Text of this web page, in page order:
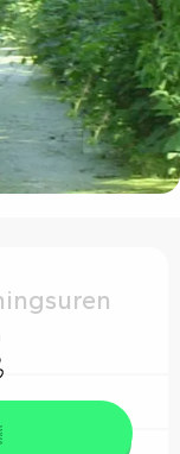
toegelaten